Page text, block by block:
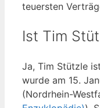
teuersten
Ist Tim
Ja, Tim Stützle
wurde am 15.
(Nordrhein-